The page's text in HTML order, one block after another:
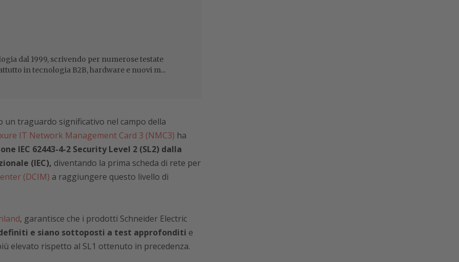
dal 1999, scrivendo per numerose testate
in tecnologia B2B, hardware e nuovi m...
un traguardo significativo nel campo della
IT Network Management Card 3 (NMC3) ha
IEC 62443-4-2 Security Level 2 (SL2) dalla
(IEC), diventando la prima scheda di rete per
(DCIM) a raggiungere questo livello di
, garantisce che i prodotti Schneider Electric
e siano sottoposti a test approfonditi e
elevato rispetto al SL1 ottenuto in precedenza.